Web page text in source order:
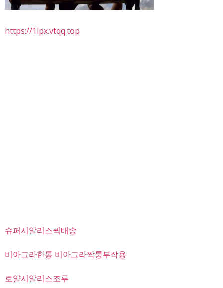
https://1lpx.vtqq.top
슈퍼시알리스퀵배송
비아그라한통 비아그라짝퉁부작용
로얄시알리스조루